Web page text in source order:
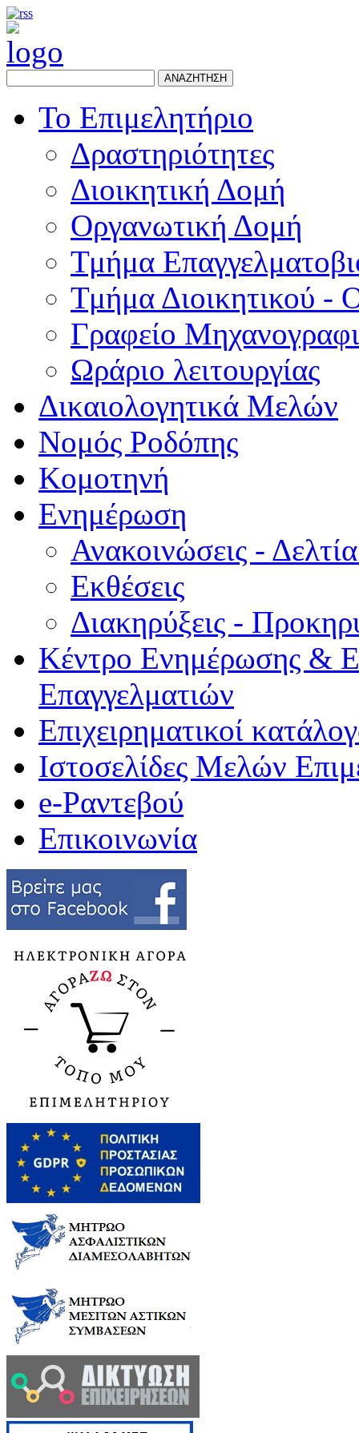
ΑΝΑΖΗΤΗΣΗ
Το Επιμελητήριο
Δραστηριότητες
Διοικητική Δομή
Οργανωτική Δομή
Τμήμα
Τμήμα Διοικητικού -
Γραφείο
Ωράριο λειτουργίας
Δικαιολογητικά Μελών
Νομός Ροδόπης
Κομοτηνή
Ενημέρωση
Ανακοινώσεις -
Εκθέσεις
Διακηρύξεις -
Κέντρο Ενημέρωσης &
Επαγγελματιών
Επιχειρηματικοί
Ιστοσελίδες Μελών
e-Ραντεβού
Επικοινωνία